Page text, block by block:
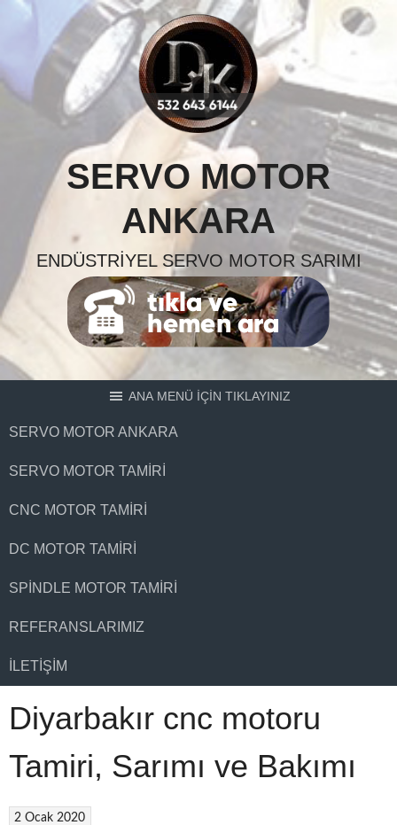
Skip
content
SERVO MOTOR
ANKARA
ENDÜSTRIYEL SERVO MOTOR SARIMI
ANA MENÜ İÇİN TIKLAYINIZ
SERVO MOTOR ANKARA
SERVO MOTOR TAMIRI
CNC MOTOR TAMIRI
DC MOTOR TAMIRI
SPINDLE MOTOR TAMIRI
REFERANSLARIMIZ
İLETIŞIM
Diyarbakır cnc motoru
Tamiri, Sarımı ve Bakımı
2 Ocak 2020